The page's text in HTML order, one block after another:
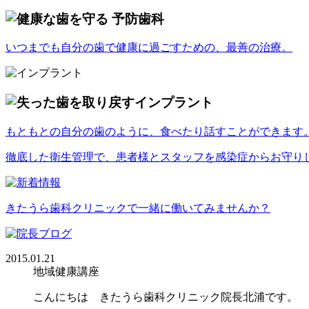
いつまでも自分の歯で健康に過ごすための、最善の治療。
もともとの自分の歯のように、食べたり話すことができます。
徹底した衛生管理で、患者様とスタッフを感染症からお守り
きたうら歯科クリニックで一緒に働いてみませんか？
2015.01.21
地域健康講座
こんにちは きたうら歯科クリニック院長北浦です。